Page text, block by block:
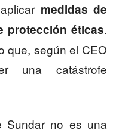
medidas de
protección éticas.
que, según el CEO
una catástrofe
Sundar no es una